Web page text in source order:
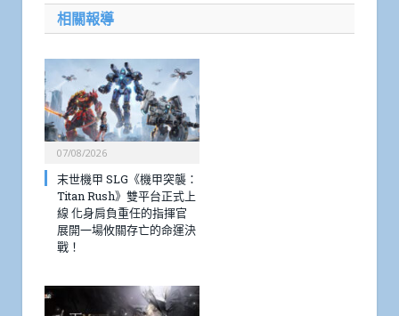
相關報導
07/08/2026
末世機甲 SLG《機甲突襲：
Titan Rush》雙平台正式上
線 化身肩負重任的指揮官
展開一場攸關存亡的命運決
戰！